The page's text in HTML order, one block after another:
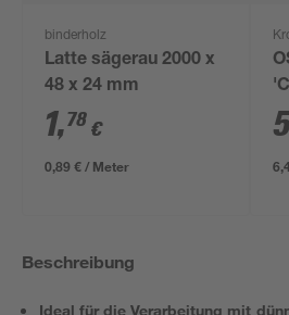
binderholz
Latte sägerau 2000 x
48 x 24 mm
1,78 €
0,89 € / Meter
Beschreibung
Ideal für die Verarbeitung mit